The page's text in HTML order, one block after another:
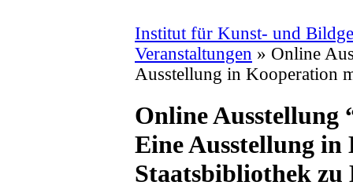
Institut für Kunst- und
Veranstaltungen » Online
Ausstellung in Kooperation
Online Ausstellung
Eine Ausstellung
Staatsbibliothek zu